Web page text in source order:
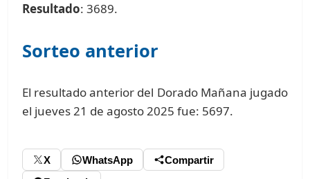
Resultado: 3689.
Sorteo anterior
El resultado anterior del Dorado Mañana jugado
el jueves 21 de agosto 2025 fue: 5697.
X WhatsApp
Compartir